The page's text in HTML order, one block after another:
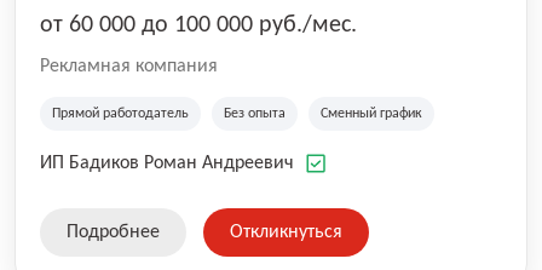
от 60 000 до 100 000 руб./мес.
Рекламная компания
Прямой работодатель Без опыта Сменный график
ИП Бадиков Роман Андреевич
Подробнее Откликнуться